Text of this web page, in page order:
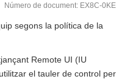
Número de document: EX8C-0KE
segons la política de la
Remote UI (IU
el tauler de control per